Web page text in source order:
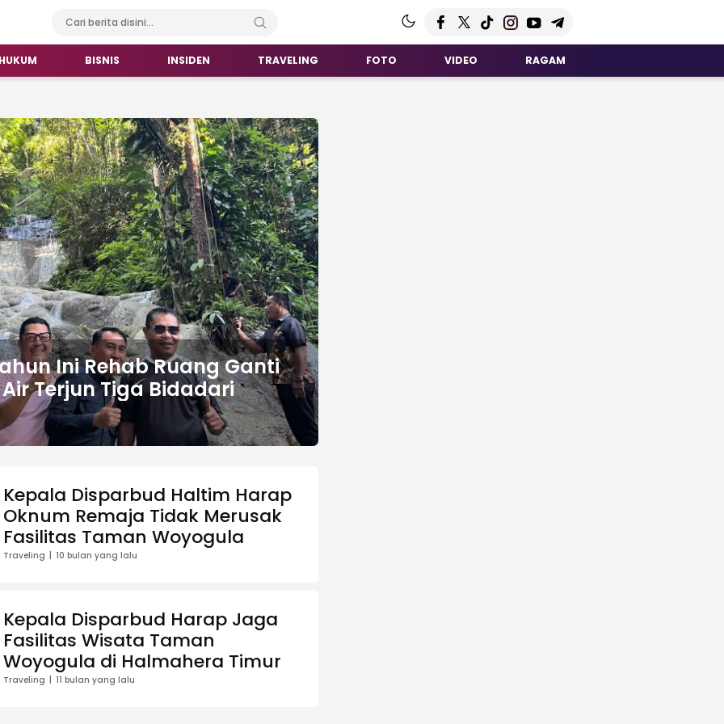
HUKUM BISNIS INSIDEN TRAVELING FOTO VIDEO RAGAM
Ini Rehab Ruang Ganti
Terjun Tiga Bidadari
Kepala Disparbud Haltim Harap
Oknum Remaja Tidak Merusak
Fasilitas Taman Woyogula
Traveling 10 bulan yang lalu
Kepala Disparbud Harap Jaga
Fasilitas Wisata Taman
Woyogula di Halmahera Timur
Traveling 11 bulan yang lalu